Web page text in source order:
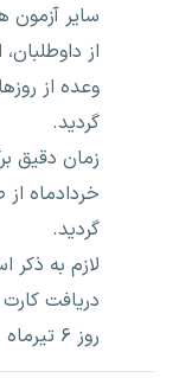
سایر
از
گردید.
خردادماه
گردید.
لازم به ذکر
روز ۶ تیرماه ۱۴۰۱ خواهد بود.